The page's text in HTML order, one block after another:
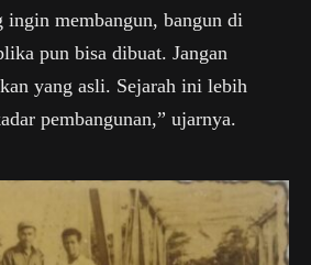
ingin membangun, bangun di
pun bisa dibuat. Jangan
yang asli. Sejarah ini lebih
pembangunan,” ujarnya.